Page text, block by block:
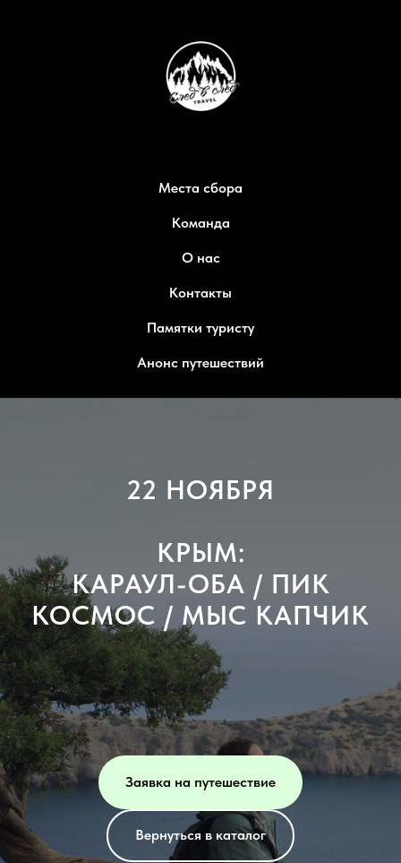
Места сбора
Команда
О нас
Контакты
Памятки туристу
Анонс путешествий
22 НОЯБРЯ
КРЫМ:
КАРАУЛ-ОБА / ПИК
КОСМОС / МЫС КАПЧИК
Заявка на путешествие
Вернуться в каталог